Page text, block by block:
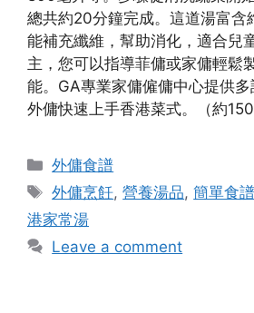
總共約20分鐘完成。這道湯富含
能補充纖維，幫助消化，適合兒
主，您可以指導菲傭或家傭輕鬆
能。GA專業家傭僱傭中心提供
外傭快速上手香港菜式。（約150
Categories
外傭食譜
Tags
外傭烹飪,營養湯品,簡單食譜
港家常湯
Leave a comment